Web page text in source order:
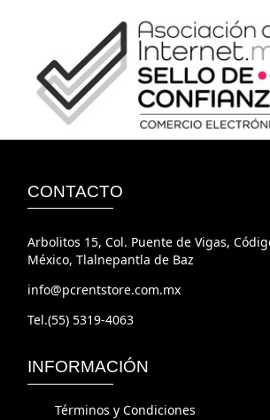
CONTACTO
Arbolitos 15, Col. Puente de Vigas,
México, Tlalnepantla de Baz
info@pcrentstore.com.mx
Tel.(55) 5319-4063
INFORMACIÓN
Términos y Condiciones